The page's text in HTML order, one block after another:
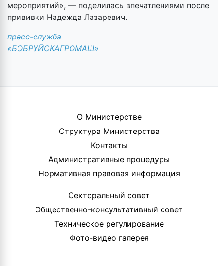
мероприятий», — поделилась впечатлениями после
прививки Надежда Лазаревич.
пресс-служба
«БОБРУЙСКАГРОМАШ»
О Министерстве
Структура Министерства
Контакты
Административные процедуры
Нормативная правовая информация
Секторальный совет
Общественно-консультативный совет
Техническое регулирование
Фото-видео галерея